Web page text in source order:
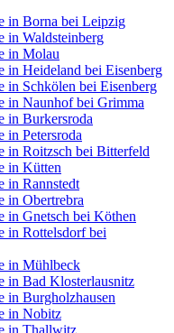
in Borna bei Leipzig
in Waldsteinberg
in Molau
in Heideland bei Eisenberg
in Schkölen bei Eisenberg
in Naunhof bei Grimma
in Burkersroda
in Petersroda
in Roitzsch bei Bitterfeld
in Kütten
in Rannstedt
in Obertrebra
in Gnetsch bei Köthen
in Rottelsdorf bei
in Mühlbeck
in Bad Klosterlausnitz
in Burgholzhausen
in Nobitz
in Thallwitz